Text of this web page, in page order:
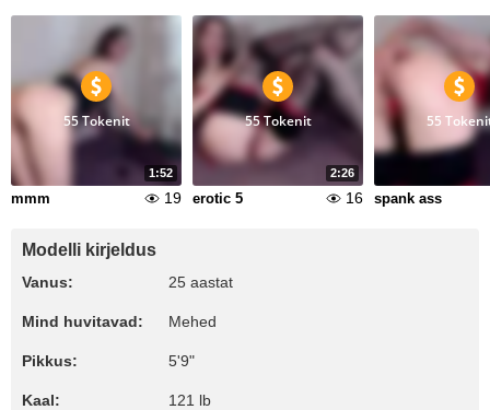
1:52
55 Tokenit
mmm 19
2:26
55 Tokenit
erotic 5 16
55
spank ass
Modelli kirjeldus
Vanus: 25 aastat
Mind huvitavad: Mehed
Pikkus: 5'9"
Kaal: 121 lb